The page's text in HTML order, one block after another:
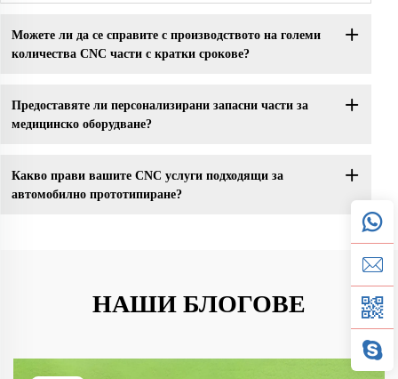
Можете ли да се справите с производството на големи
количества CNC части с кратки срокове?
Предоставяте ли персонализирани запасни части за
медицинско оборудване?
Какво прави вашите CNC услуги подходящи за
автомобилно прототипиране?
НАШИ БЛОГОВЕ